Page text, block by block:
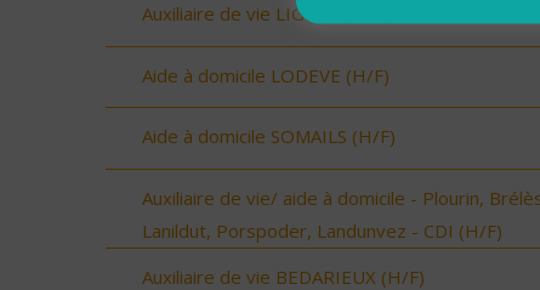
Auxiliaire de vie LIGNAN (H/F)
Aide à domicile LODEVE (H/F)
Aide à domicile SOMAILS (H/F)
Auxiliaire de vie/ aide à domicile - Plourin,
Lanildut, Porspoder, Landunvez - CDI (H/F)
Auxiliaire de vie BEDARIEUX (H/F)